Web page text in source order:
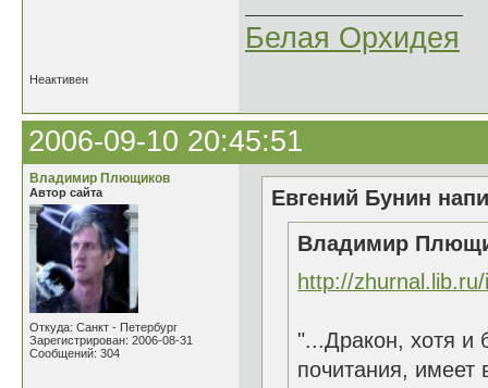
Белая Орхидея
Неактивен
2006-09-10 20:45:51
Владимир Плющиков
Автор сайта
Откуда: Санкт - Петербург
Зарегистрирован: 2006-08-31
Сообщений: 304
Евгений Бунин
Владимир
http://
"...Дракон, хотя и
почитания, имеет